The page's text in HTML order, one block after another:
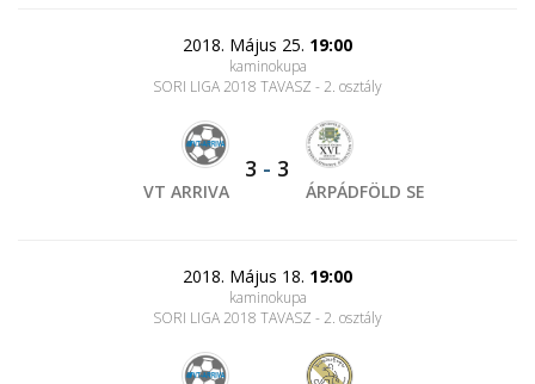
2018. Május 25. 19:00
kaminokupa
SORI LIGA 2018 TAVASZ - 2. osztály
VT ARRIVA
3 - 3
ÁRPÁDFÖLD SE
2018. Május 18. 19:00
kaminokupa
SORI LIGA 2018 TAVASZ - 2. osztály